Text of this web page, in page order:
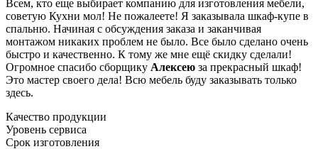
Всем, кто еще выбирает компанию для изготовления мебели,
советую Кухни мол! Не пожалеете! Я заказывала шкаф-купе в
спальню. Начиная с обсуждения заказа и заканчивая
монтажом никаких проблем не было. Все было сделано очень
быстро и качественно. К тому же мне ещё скидку сделали!
Огромное спасибо сборщику Алексею за прекрасный шкаф!
Это мастер своего дела! Всю мебель буду заказывать только
здесь.
Качество продукции
Уровень сервиса
Срок изготовления